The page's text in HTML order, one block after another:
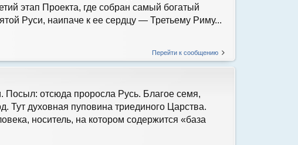
этап Проекта, где собран самый богатый
Руси, наипаче к ее сердцу — Третьему Риму...
Перейти к сообщению
отсюда проросла Русь. Благое семя,
Тут духовная пуповина триединого Царства.
носитель, на котором содержится «база